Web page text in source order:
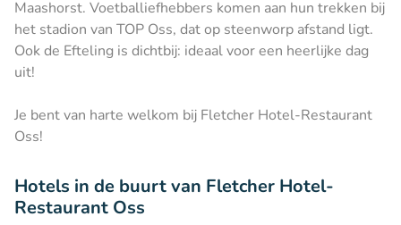
Maashorst. Voetballiefhebbers komen aan hun trekken bij
het stadion van TOP Oss, dat op steenworp afstand ligt.
Ook de Efteling is dichtbij: ideaal voor een heerlijke dag
uit!
Je bent van harte welkom bij Fletcher Hotel-Restaurant
Oss!
Hotels in de buurt van Fletcher Hotel-
Restaurant Oss